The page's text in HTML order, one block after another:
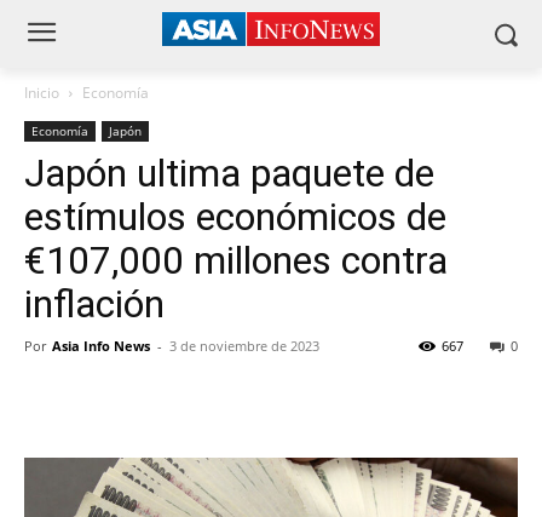
Inicio Economía
Economía Japón
Japón ultima paquete de
estímulos económicos de
€107,000 millones contra
inflación
Por Asia Info News - 3 de noviembre de 2023 0
667